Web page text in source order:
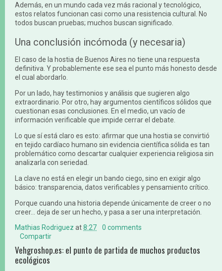
Además, en un mundo cada vez más racional y tecnológico,
estos relatos funcionan casi como una resistencia cultural. No
todos buscan pruebas; muchos buscan significado.
Una conclusión incómoda (y necesaria)
El caso de la hostia de Buenos Aires no tiene una respuesta
definitiva. Y probablemente ese sea el punto más honesto desde
el cual abordarlo.
Por un lado, hay testimonios y análisis que sugieren algo
extraordinario. Por otro, hay argumentos científicos sólidos que
cuestionan esas conclusiones. En el medio, un vacío de
información verificable que impide cerrar el debate.
Lo que sí está claro es esto: afirmar que una hostia se convirtió
en tejido cardíaco humano sin evidencia científica sólida es tan
problemático como descartar cualquier experiencia religiosa sin
analizarla con seriedad.
La clave no está en elegir un bando ciego, sino en exigir algo
básico: transparencia, datos verificables y pensamiento crítico.
Porque cuando una historia depende únicamente de creer o no
creer… deja de ser un hecho, y pasa a ser una interpretación.
Mathias Rodriguez at8:27
0 comments
Compartir
Vehgroshop.es: el punto de partida de muchos productos
ecológicos